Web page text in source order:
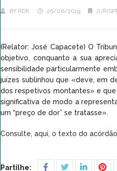
BY RDR 26/06/2019
(Relator: José Capacete) O
objetivo, conquanto a sua
sensibilidade particularmente
juízes sublinhou que «deve, em
dos respetivos montantes» e
significativa de modo a
um “preço de dor” se tratasse».
Consulte, aqui, o texto do
Partilhe: